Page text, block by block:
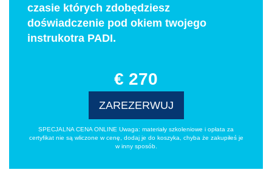
czasie których zdobędziesz
doświadczenie pod okiem twojego
instrukotra PADI.
€ 270
ZAREZERWUJ
SPECJALNA CENA ONLINE Uwaga: materiały szkoleniowe i opłata za
certyfikat nie są wliczone w cenę, dodaj je do koszyka, chyba że zakupiłeś je
w inny sposób.